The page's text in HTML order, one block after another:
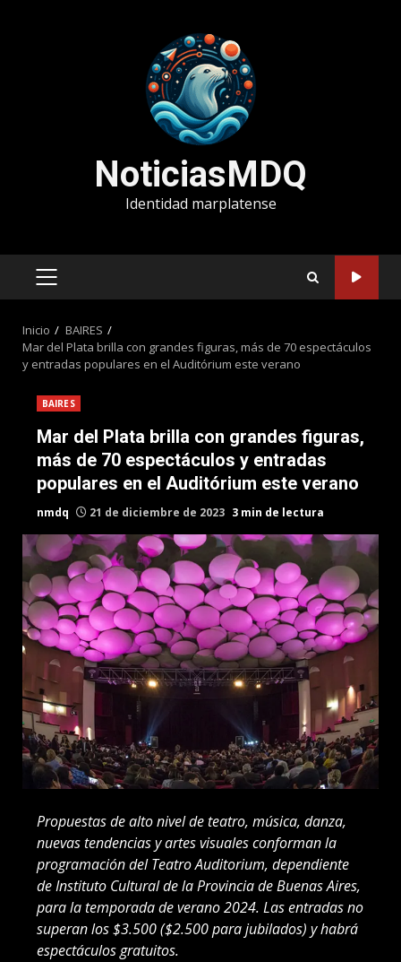
NoticiasMDQ
Identidad marplatense
MENÚ
Inicio
BAIRES
Mar del Plata brilla con grandes figuras, más de 70 espectáculos
y entradas populares en el Auditórium este verano
BAIRES
Mar del Plata brilla con grandes figuras,
más de 70 espectáculos y entradas
populares en el Auditórium este verano
nmdq 21 de diciembre de 2023 3 min de lectura
Propuestas de alto nivel de teatro, música, danza,
nuevas tendencias y artes visuales conforman la
programación del Teatro Auditorium, dependiente
de Instituto Cultural de la Provincia de Buenas Aires,
para la temporada de verano 2024. Las entradas no
superan los $3.500 ($2.500 para jubilados) y habrá
espectáculos gratuitos.